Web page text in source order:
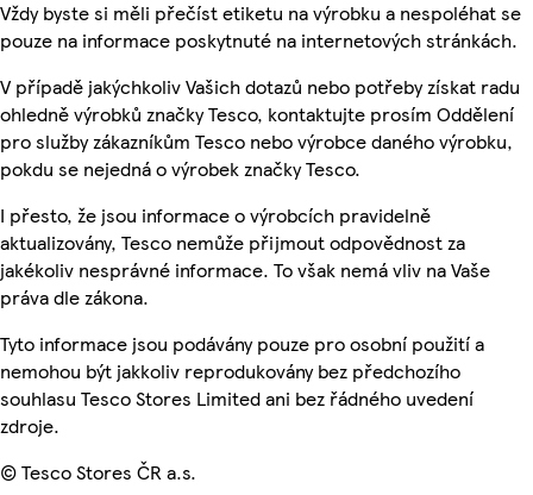
Vždy byste si měli přečíst etiketu na výrobku a nespoléhat se
pouze na informace poskytnuté na internetových stránkách.
V případě jakýchkoliv Vašich dotazů nebo potřeby získat radu
ohledně výrobků značky Tesco, kontaktujte prosím Oddělení
pro služby zákazníkům Tesco nebo výrobce daného výrobku,
pokdu se nejedná o výrobek značky Tesco.
I přesto, že jsou informace o výrobcích pravidelně
aktualizovány, Tesco nemůže přijmout odpovědnost za
jakékoliv nesprávné informace. To však nemá vliv na Vaše
práva dle zákona.
Tyto informace jsou podávány pouze pro osobní použití a
nemohou být jakkoliv reprodukovány bez předchozího
souhlasu Tesco Stores Limited ani bez řádného uvedení
zdroje.
© Tesco Stores ČR a.s.